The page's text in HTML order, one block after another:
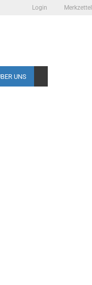
Login Merkzettel
UNS